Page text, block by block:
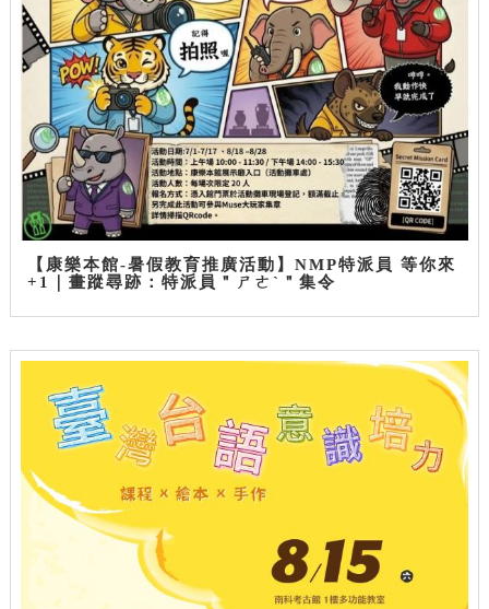
【康樂本館-暑假教育推廣活動】NMP特派員 等你來
+1｜畫蹤尋跡：特派員＂ㄕㄜˋ＂集令